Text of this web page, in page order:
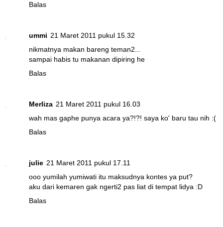
Balas
ummi 21 Maret 2011 pukul 15.32
nikmatnya makan bareng teman2...
sampai habis tu makanan dipiring he
Balas
Merliza 21 Maret 2011 pukul 16.03
wah mas gaphe punya acara ya?!?! saya ko' baru tau nih :(
Balas
julie 21 Maret 2011 pukul 17.11
ooo yumilah yumiwati itu maksudnya kontes ya put?
aku dari kemaren gak ngerti2 pas liat di tempat lidya :D
Balas